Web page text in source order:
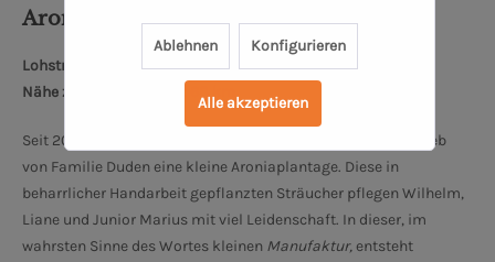
Aronia - Erlesenes aus dem Ostetal
Lohstraße 2, 27419 Kalbe
Nähe zum Bremer Dom: 68 km
Seit 2015 gehört zu dem landwirtschaftlichen Familienbetrieb
von Familie Duden eine kleine Aroniaplantage. Diese in
beharrlicher Handarbeit gepflanzten Sträucher pflegen Wilhelm,
Liane und Junior Marius mit viel Leidenschaft. In dieser, im
wahrsten Sinne des Wortes kleinen Manufaktur, entsteht
Ablehnen Konfigurieren
Alle akzeptieren